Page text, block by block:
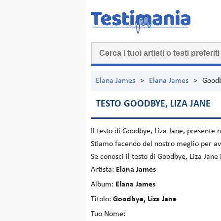
Elana James > Elana James >
TESTO GOODBYE, LIZA JANE
Il testo di Goodbye, Liza Jane, presente
Stiamo facendo del nostro meglio per
Se conosci il testo di Goodbye, Liza
Artista: Elana James
Album: Elana James
Titolo: Goodbye, Liza Jane
Tuo Nome: